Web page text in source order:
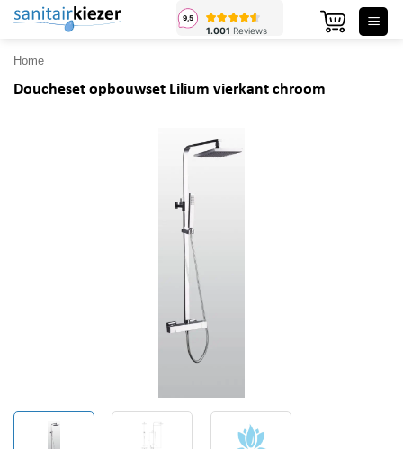
Ga
inhoud
Home
Doucheset opbouwset Lilium vierkant chroom